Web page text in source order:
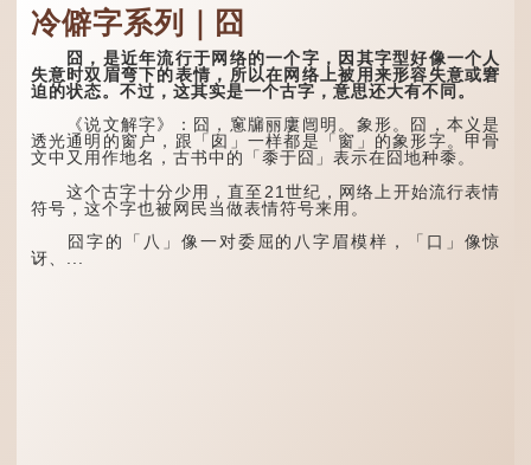
清·徐珂《清稗类钞．
盗贼类．掱手》记载：「沪
人呼翦绺贼曰掱手，犹言扒
手也，亦曰瘪三码子。」
其中「翦绺」即剪断他
人衣带以窃取钱物，是小偷
的旧称。而「掱手」也就是
手多多，擅自拿别人东西的
意思了...
谁。”干坤是《周易》中的
两个卦名，这里指天地、宇
宙等，形容政治清明，天下
太平！
“天空朤朤，任鸟儿高
飞。”也是指天清气明，鸟
儿可高飞。
“朤朤脆脆”就是形容办
事爽快干脆。我...
冷僻字系列｜囧
囧，是近年流行于网络的一个字，因其字型好像一个人
失意时双眉弯下的表情，所以在网络上被用来形容失意或窘
迫的状态。不过，这其实是一个古字，意思还大有不同。
《说文解字》：囧，窻牖丽廔闿明。象形。囧，本义是
透光通明的窗户，跟「囱」一样都是「窗」的象形字。甲骨
文中又用作地名，古书中的「黍于囧」表示在囧地种黍。
这个古字十分少用，直至21世纪，网络上开始流行表情
符号，这个字也被网民当做表情符号来用。
囧字的「八」像一对委屈的八字眉模样，「口」像惊
讶、...